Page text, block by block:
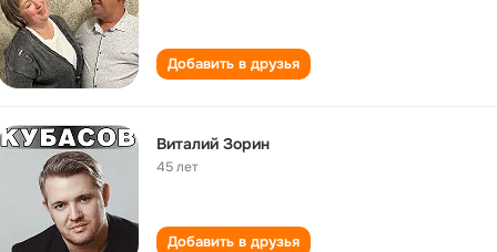
Добавить в друзья
Виталий Зорин
45 лет
Добавить в друзья